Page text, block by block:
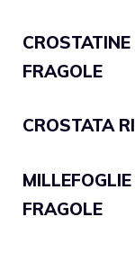
FRAGOLE
CROSTATA
FRAGOLE